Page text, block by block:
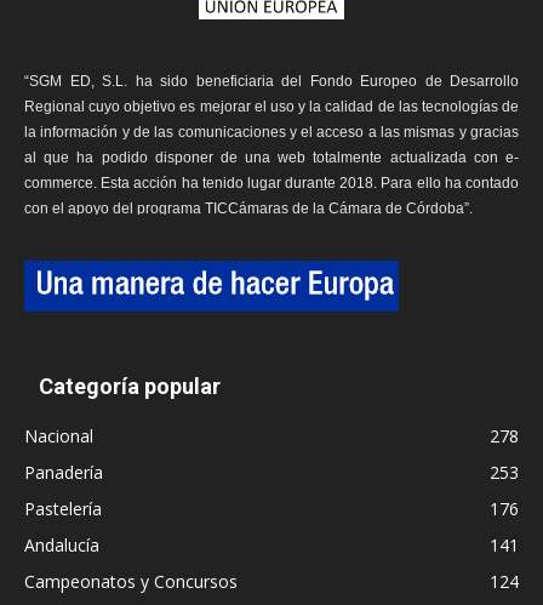
“SGM ED, S.L. ha sido beneficiaria del Fondo Europeo de Desarrollo
Regional cuyo objetivo es mejorar el uso y la calidad de las tecnologías de
la información y de las comunicaciones y el acceso a las mismas y gracias
al que ha podido disponer de una web totalmente actualizada con e-
commerce. Esta acción ha tenido lugar durante 2018. Para ello ha contado
con el apoyo del programa TICCámaras de la Cámara de Córdoba”.
Categoría popular
Nacional
278
Panadería
253
Pastelería
176
Andalucía
141
Campeonatos y Concursos
124